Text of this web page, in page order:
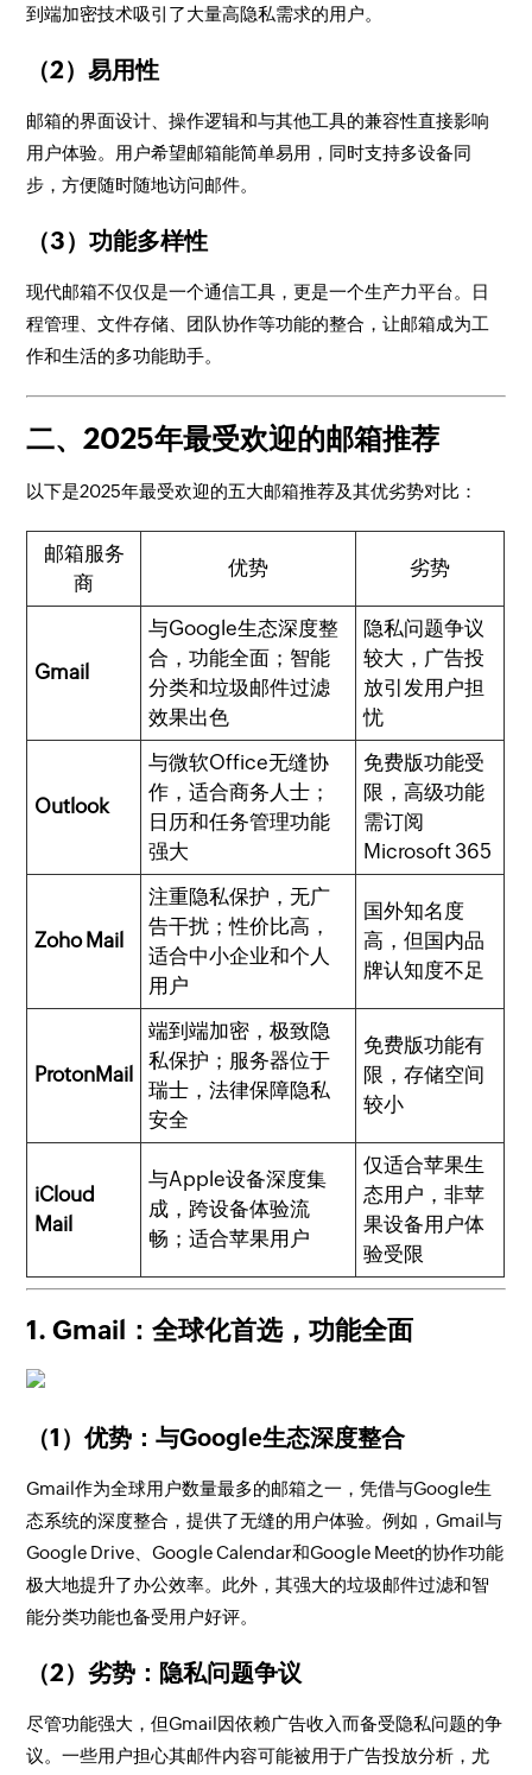
到端加密技术吸引了大量高隐私需求的用户。
（2）易用性
邮箱的界面设计、操作逻辑和与其他工具的兼容性直接影响
用户体验。用户希望邮箱能简单易用，同时支持多设备同
步，方便随时随地访问邮件。
（3）功能多样性
现代邮箱不仅仅是一个通信工具，更是一个生产力平台。日
程管理、文件存储、团队协作等功能的整合，让邮箱成为工
作和生活的多功能助手。
二、2025年最受欢迎的邮箱推荐
以下是2025年最受欢迎的五大邮箱推荐及其优劣势对比：
邮箱服务
商
优势 劣势
Gmail
与Google生态深度整
合，功能全面；智能
分类和垃圾邮件过滤
效果出色
隐私问题争议
较大，广告投
放引发用户担
忧
Outlook
与微软Office无缝协
作，适合商务人士；
日历和任务管理功能
强大
免费版功能受
限，高级功能
需订阅
Microsoft 365
Zoho Mail
注重隐私保护，无广
告干扰；性价比高，
适合中小企业和个人
用户
国外知名度
高，但国内品
牌认知度不足
ProtonMail
端到端加密，极致隐
私保护；服务器位于
瑞士，法律保障隐私
安全
免费版功能有
限，存储空间
较小
iCloud
Mail
与Apple设备深度集
成，跨设备体验流
畅；适合苹果用户
仅适合苹果生
态用户，非苹
果设备用户体
验受限
1. Gmail：全球化首选，功能全面
（1）优势：与Google生态深度整合
Gmail作为全球用户数量最多的邮箱之一，凭借与Google生
态系统的深度整合，提供了无缝的用户体验。例如，Gmail与
Google Drive、Google Calendar和Google Meet的协作功能
极大地提升了办公效率。此外，其强大的垃圾邮件过滤和智
能分类功能也备受用户好评。
（2）劣势：隐私问题争议
尽管功能强大，但Gmail因依赖广告收入而备受隐私问题的争
议。一些用户担心其邮件内容可能被用于广告投放分析，尤